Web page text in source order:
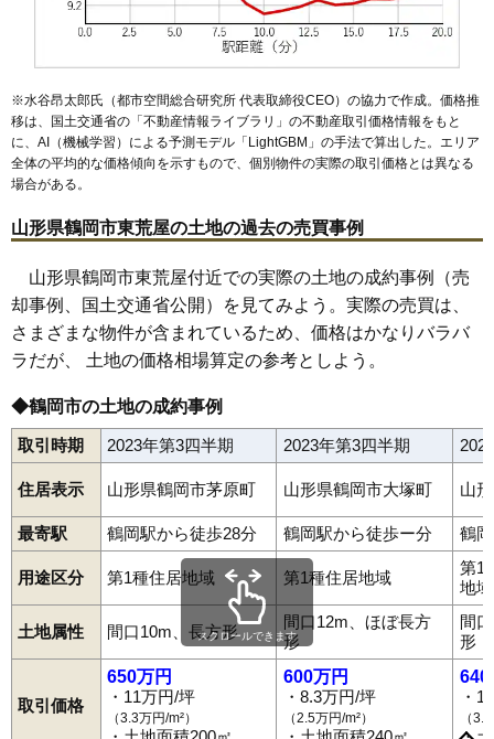
7.7万円
7.4万円
井岡 7.4万円 609万円 7.9%
62 友江 7.2万円 560万円 2.1%
63
65 寺田 6.6万円 378万円 5.0%
66 外内島 6.5万円 546万円 -1.1%
67 温海 6.4万円 273万円 -15.5%
68 平成町 6.4万円 558万円 -4.4%
69 湯田川 6.4万円 378万円
70 湯温海 6.4万円
71 大広 6.4万円 495万円 5.5%
72 高坂 6.3万円 453万円 6.0%
73 斎藤川原 6.2万円 426万円 0.6%
74 大山 5.7万円 448万円 -7.7%
5.7万円 3.9%
5.7万円 -0.9%
77 由良 5.6万円 360万円 7.3%
78 下山添 5.6万円 468万円 -2.0%
羽黒町細谷 460万円 3.6%
矢馳 97万円 -18.1%
※水谷昂太郎氏（都市空間総合研究所 代表取締役CEO）の協力で作成。価格推
移は、国土交通省の「不動産情報ライブラリ 」の不動産取引価格情報をもと
に、AI（機械学習）による予測モデル「LightGBM」の手法で算出した。エリア
全体の平均的な価格傾向を示すもので、個別物件の実際の取引価格とは異なる
場合がある。
山形県鶴岡市東荒屋の土地の過去の売買事例
山形県鶴岡市東荒屋付近での実際の土地の成約事例（売
却事例、国土交通省公開）を見てみよう。実際の売買は、
さまざまな物件が含まれているため、価格はかなりバラバ
ラだが、 土地の価格相場算定の参考としよう。
◆鶴岡市の土地の成約事例
取引時期 2023年第3四半期 2023年第3四半期
住居表示 山形県鶴岡市茅原町 山形県鶴岡市大塚町 山
最寄駅 鶴岡駅から徒歩28分 鶴岡駅から徒歩ー分 鶴
用途区分 第1種住居地域 第1種住居地域
第1
地域
土地属性 間口10m、長方形
間口12m、ほぼ長方
形
間
形
取引価格
650万円
・11万円/坪
（3.3万円/m²）
600万円
・8.3万円/坪
（2.5万円/m²）
640
・
（
スクロールできます
青柳町 温海泉町伊勢原町稲生井岡五十川
大岩川大塚町大西町大広大山大淀川覚岸寺堅苔沢家中新町
上藤島上山添 小岩川小真木原町
斎藤川原
桜新町三光町 下川下清水下名川
城南町
城北町白山新海町 末広町 砂田町千石町
大宝寺大宝寺町高坂宝田 長者町朝暘町茅原